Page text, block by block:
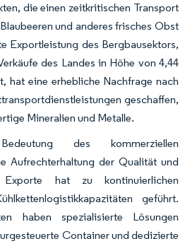
die einen zeitkritischen Transport
und anderes frisches Obst
Exportleistung des Bergbausektors,
des Landes in Höhe von 4,44
hat eine erhebliche Nachfrage nach
geschaffen,
Mineralien und Metalle.
des kommerziellen
Aufrechterhaltung der Qualität und
Exporte hat zu kontinuierlichen
geführt.
haben spezialisierte Lösungen
Container und dedizierte